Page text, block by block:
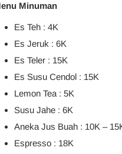
Minuman
Es Teh : 4K
Es Jeruk : 6K
Es Teler : 15K
Es Susu Cendol : 15K
Lemon Tea : 5K
Susu Jahe : 6K
Aneka Jus Buah : 10K –
Espresso : 18K